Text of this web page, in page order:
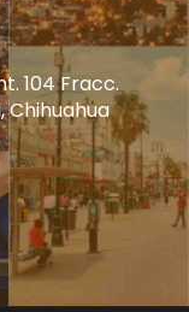
104 Fracc.
Chihuahua